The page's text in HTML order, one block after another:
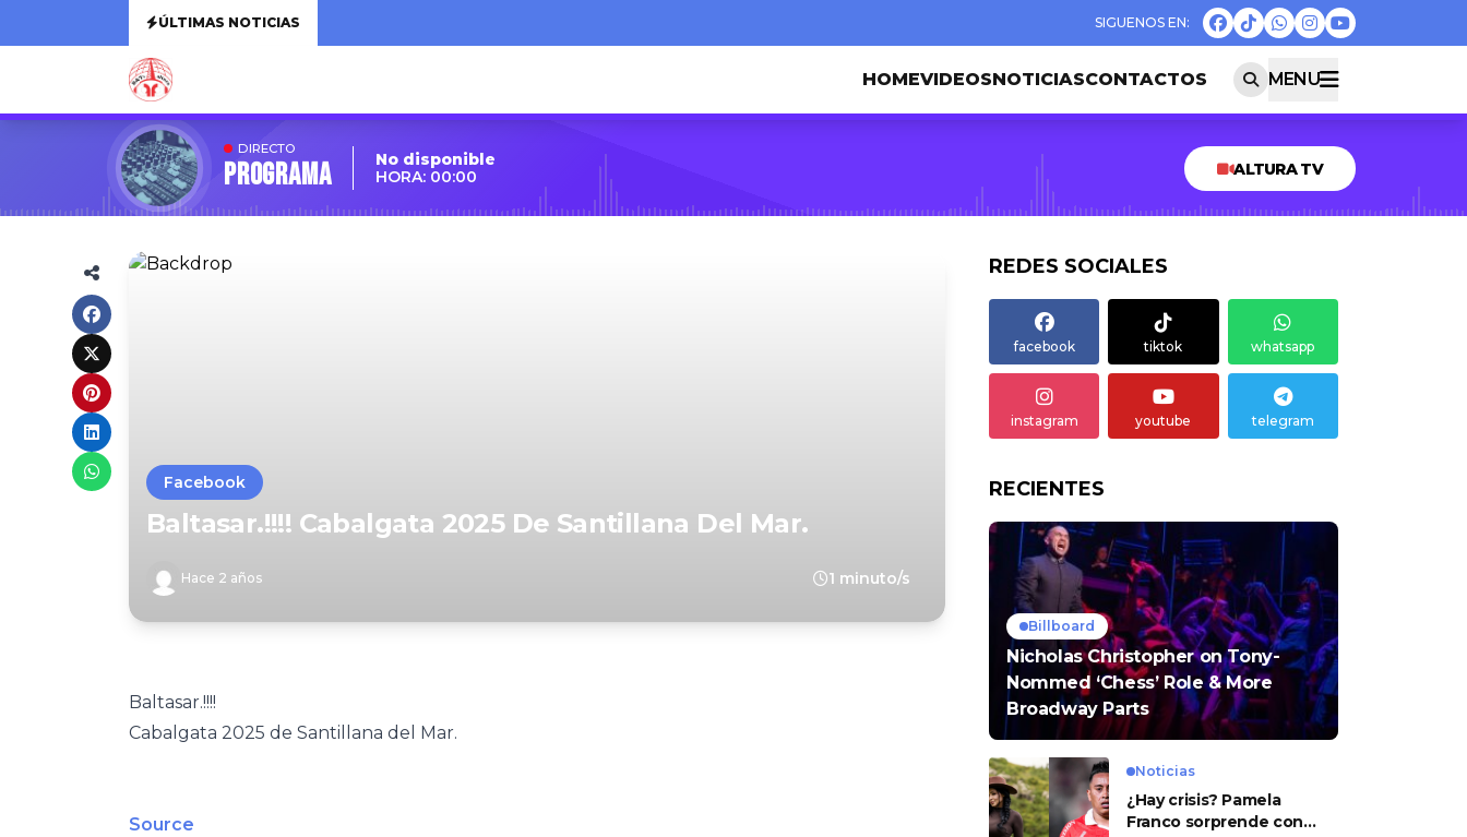
ÚLTIMAS NOTICIAS
HOMEVIDEOSNOTICIASCONTACTOS MENU
DIRECTO
Programa
No disponible
HORA: 00:00
ALTURA TV
Facebook
Baltasar.!!!! Cabalgata 2025 De Santillana Del Mar.
Hace 2 años 1 minuto/s
Baltasar.!!!!
Cabalgata 2025 de Santillana del Mar.
Source
REDES SOCIALES
facebook tiktok whatsapp
instagram youtube telegram
RECIENTES
Billboard
Nicholas Christopher on Tony-
Nommed ‘Chess’ Role & More
Broadway Parts
Noticias
¿Hay crisis? Pamela
Franco sorprende con